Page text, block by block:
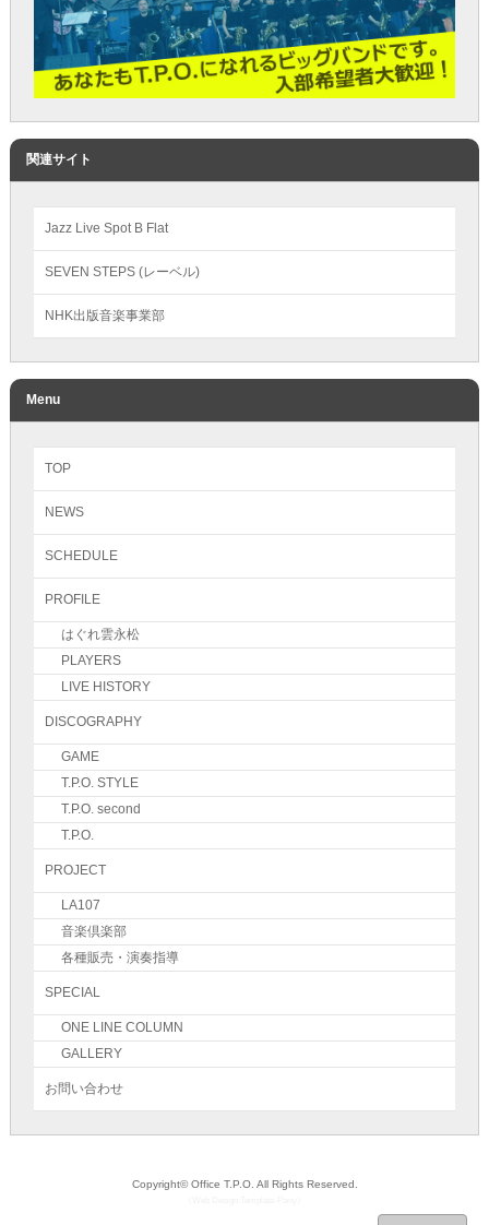
関連サイト
Jazz Live Spot B Flat
SEVEN STEPS (レーベル)
NHK出版音楽事業部
Menu
TOP
NEWS
SCHEDULE
PROFILE
はぐれ雲永松
PLAYERS
LIVE HISTORY
DISCOGRAPHY
GAME
T.P.O. STYLE
T.P.O. second
T.P.O.
PROJECT
LA107
音楽倶楽部
各種販売・演奏指導
SPECIAL
ONE LINE COLUMN
GALLERY
お問い合わせ
Copyright©Office T.P.O. All Rights Reserved.